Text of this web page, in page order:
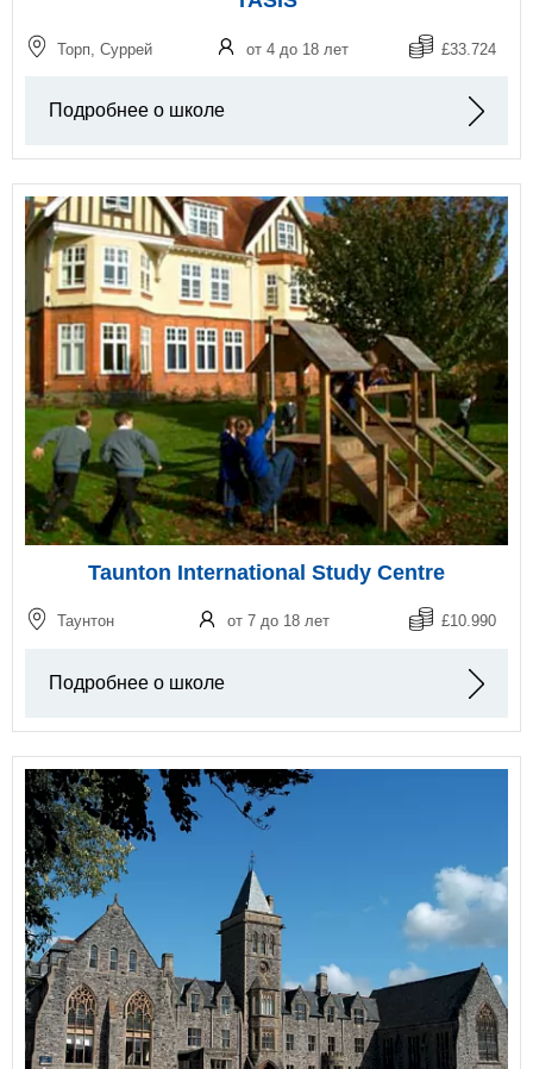
Торп, Суррей от 4 до 18 лет £33.724
Подробнее о школе
Taunton International Study Centre
Таунтон от 7 до 18 лет £10.990
Подробнее о школе